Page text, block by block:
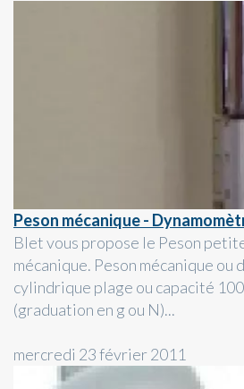
Peson mécanique -
Blet vous propose le Peson
mécanique. Peson mécanique ou
cylindrique plage ou capacité
(graduation en g ou N)...
mercredi 23 février 2011